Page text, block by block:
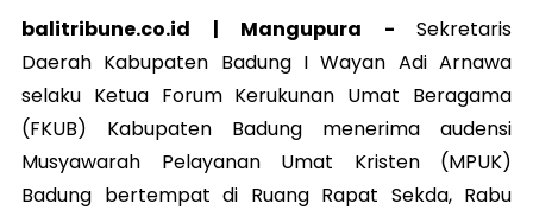
balitribune.co.id | Mangupura - Sekretaris
Daerah Kabupaten Badung I Wayan Adi Arnawa
selaku Ketua Forum Kerukunan Umat Beragama
(FKUB) Kabupaten Badung menerima audensi
Musyawarah Pelayanan Umat Kristen (MPUK)
Badung bertempat di Ruang Rapat Sekda, Rabu